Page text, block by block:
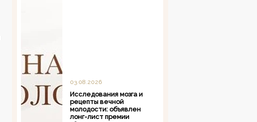
03.08.2026
Исследования мозга и
рецепты вечной
молодости: объявлен
лонг-лист премии